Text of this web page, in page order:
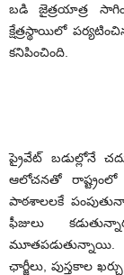
బడి జైత్రయాత్ర
క్షేత్రస్థాయిలో
కనిపించింది.
ప్రైవేట్‌ బడుల్లోనే
ఆలోచనతో రాష్ట్రంలో
పాఠశాలలకే
ఫీజులు
మూతపడుతున్నాయి.
ఛార్జీలు, పుస్తకాల